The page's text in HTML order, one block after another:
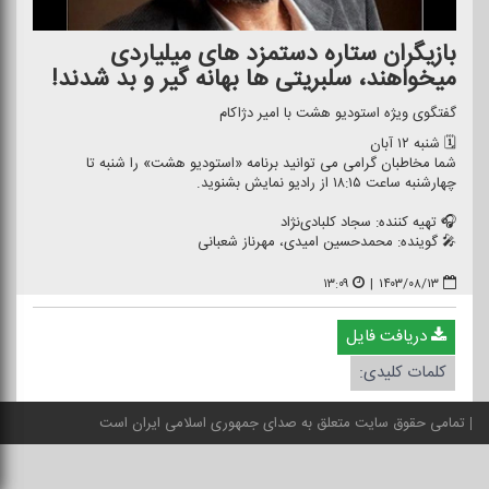
بازیگران ستاره دستمزد های میلیاردی
میخواهند، سلبریتی ها بهانه گیر و بد شدند!
گفتگوی ویژه استودیو هشت با امیر دژاكام
🗓️ شنبه ۱۲ آبان
شما مخاطبان گرامی می توانید برنامه «استودیو هشت» را شنبه تا
چهارشنبه ساعت ۱۸:۱۵ از رادیو نمایش بشنوید.
🎧 تهیه كننده: سجاد كلبادی‌نژاد
🎤 گوینده: محمدحسین امیدی، مهرناز شعبانی
۱۴۰۳/۰۸/۱۳ | ۱۳:۰۹
دریافت فایل
کلمات کلیدی:
تمامی حقوق سایت متعلق به صدای جمهوری اسلامی ایران است